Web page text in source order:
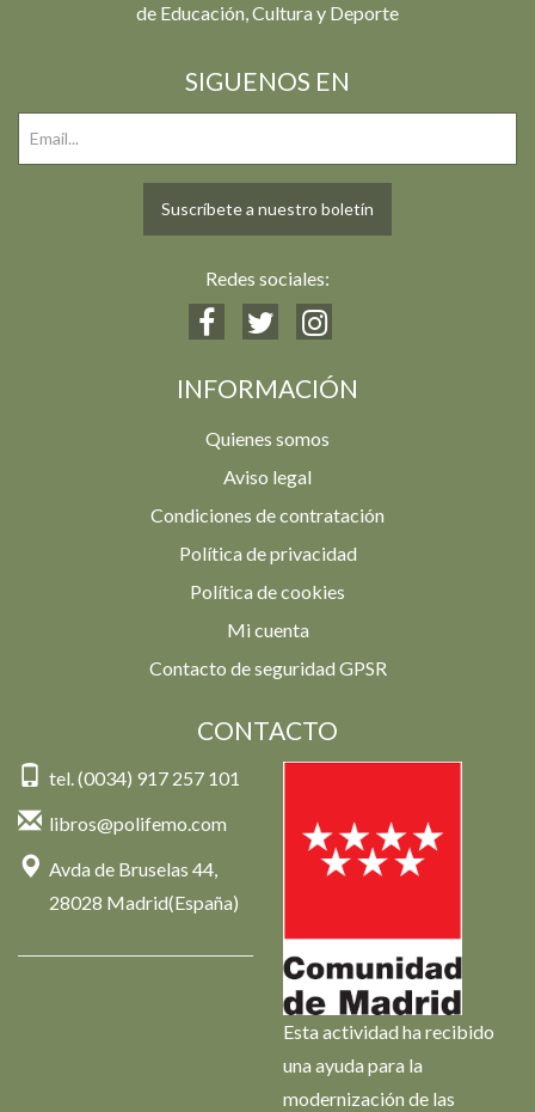
de Educación, Cultura y Deporte
SIGUENOS EN
Suscríbete a nuestro boletín
Redes sociales:
INFORMACIÓN
Quienes somos
Aviso legal
Condiciones de contratación
Política de privacidad
Política de cookies
Mi cuenta
Contacto de seguridad GPSR
CONTACTO
tel. (0034) 917 257 101
libros@polifemo.com
Avda de Bruselas 44,
28028 Madrid(España)
Esta actividad ha recibido
una ayuda para la
modernización de las